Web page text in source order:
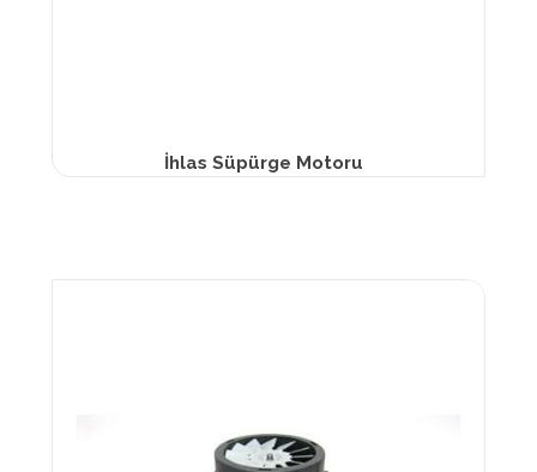
İhlas Süpürge Motoru